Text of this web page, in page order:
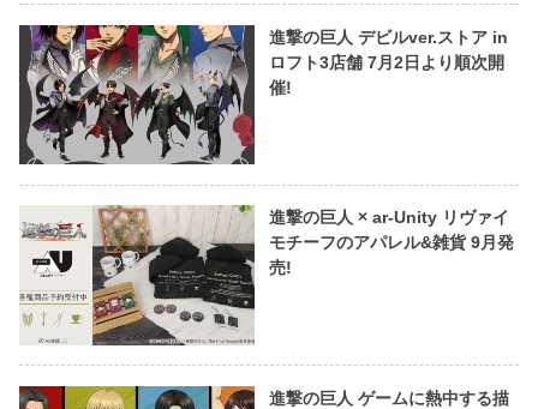
進撃の巨人 デビルver.ストア in
ロフト3店舗 7月2日より順次開
催!
進撃の巨人 × ar-Unity リヴァイ
モチーフのアパレル&雑貨 9月発
売!
進撃の巨人 ゲームに熱中する描